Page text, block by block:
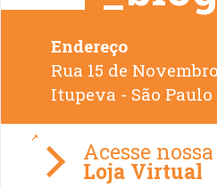
Endereço
Rua 15 de
Loja Virtual